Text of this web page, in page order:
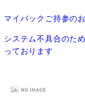
マイバックご持参の
システム不具合のた
っております